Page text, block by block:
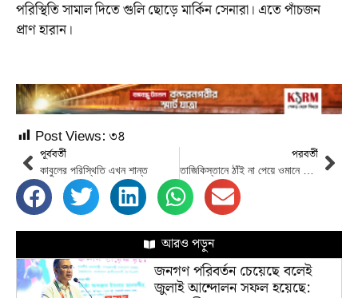
পরিস্থিতি সামাল দিতে গুলি ছোড়ে মার্কিন সেনারা। এতে পাঁচজন
প্রাণ হারান।
Post Views:৩৪
পূর্ববর্তী
কাবুলের পরিস্থিতি এখন শান্ত
পরবর্তী
আরও পড়ুন
জনগণ পরিবর্তন চেয়েছে বলেই
জুলাই আন্দোলন সফল হয়েছে: